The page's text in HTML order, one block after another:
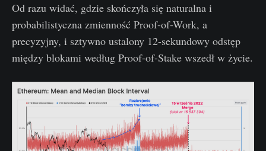
Od razu widać, gdzie skończyła się naturalna i
probabilistyczna zmienność Proof-of-Work, a
precyzyjny, i sztywno ustalony 12-sekundowy odstęp
między blokami według Proof-of-Stake wszedł w życie.